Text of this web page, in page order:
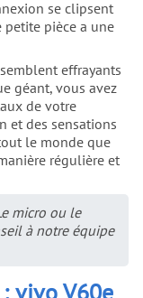
se clipsent
petite pièce a une
effrayants
géant, vous avez
de votre
et des sensations
le monde que
régulière et
micro ou le
à notre équipe
vivo V60e